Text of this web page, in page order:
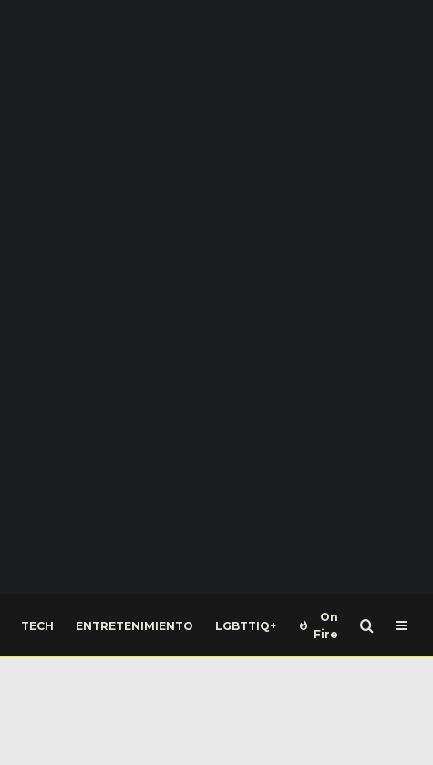
TECH ENTRETENIMIENTO LGBTTIQ+
On
Fire